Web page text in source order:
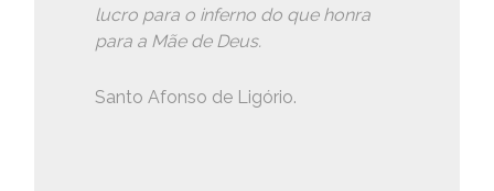
lucro para o inferno do que honra
para a Mãe de Deus.
Santo Afonso de Ligório.